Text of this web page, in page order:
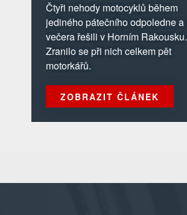
Čtyři nehody motocyklů během
jediného pátečního odpoledne a
večera řešili v Horním Rakousku.
Zranilo se při nich celkem pět
motorkářů.
ZOBRAZIT ČLÁNEK